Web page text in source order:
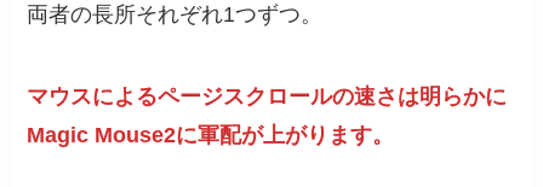
両者の長所それぞれ1つずつ。
マウスによるページスクロールの速さは明らかに
Magic Mouse2に軍配が上がります。